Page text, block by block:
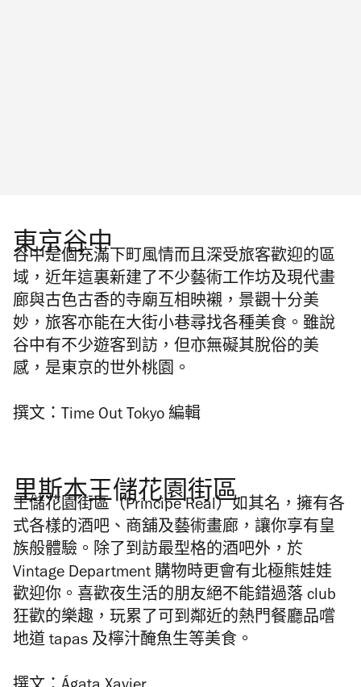
東京谷中
谷中是個充滿下町風情而且深受旅客歡迎的區
域，近年這裏新建了不少藝術工作坊及現代畫
廊與古色古香的寺廟互相映襯，景觀十分美
妙，旅客亦能在大街小巷尋找各種美食。雖說
谷中有不少遊客到訪，但亦無礙其脫俗的美
感，是東京的世外桃園。
撰文：Time Out Tokyo 編輯
里斯本王儲花園街區
王儲花園街區（Príncipe Real）如其名，擁有各
式各樣的酒吧、商舖及藝術畫廊，讓你享有皇
族般體驗。除了到訪最型格的酒吧外，於
Vintage Department 購物時更會有北極熊娃娃
歡迎你。喜歡夜生活的朋友絕不能錯過落 club
狂歡的樂趣，玩累了可到鄰近的熱門餐廳品嚐
地道 tapas 及檸汁醃魚生等美食。